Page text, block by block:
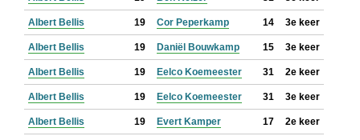
Albert Bellis 19 Cor Peperkamp 14 3e keer
Albert Bellis 19 Daniël Bouwkamp 15 3e keer
Albert Bellis 19 Eelco Koemeester 31 2e keer
Albert Bellis 19 Eelco Koemeester 31 3e keer
Albert Bellis 19 Evert Kamper 17 2e keer